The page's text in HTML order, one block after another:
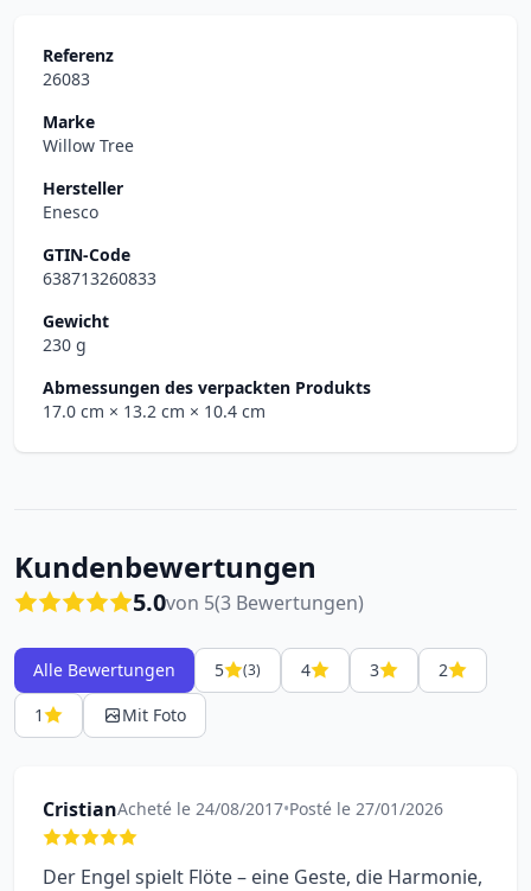
Referenz
26083
Marke
Willow Tree
Hersteller
Enesco
GTIN-Code
638713260833
Gewicht
230 g
Abmessungen des verpackten Produkts
17.0 cm × 13.2 cm × 10.4 cm
Kundenbewertungen
5.0von 5(3 Bewertungen)
Alle Bewertungen 5 (3) 4 3
2
1
Mit Foto
CristianAcheté le 24/08/2017•Posté le 27/01/2026
Der Engel spielt Flöte – eine Geste, die Harmonie,